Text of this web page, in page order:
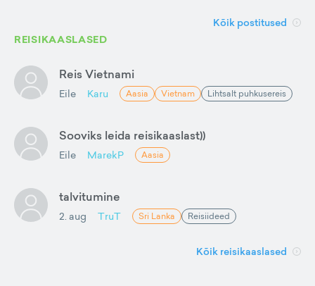
Kõik postitused
REISIKAASLASED
Reis Vietnami
Eile Karu Aasia Vietnam Lihtsalt puhkusereis
Sooviks leida reisikaaslast))
Eile MarekP Aasia
talvitumine
2. aug TruT Sri Lanka Reisiideed
Kõik reisikaaslased